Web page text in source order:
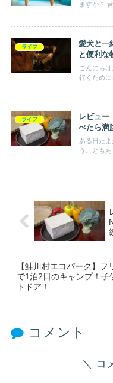
ま
ライフ
愛犬と一
と便利な
こんにちは。 外遊びが好きなきゃめるんです
行くために
ライフ
レビュー
べたら満
ある日たまたま
うことも
【鮭川村エコパーク】フ
で1泊2日のキャンプ！子
トドア！
コメント
コ